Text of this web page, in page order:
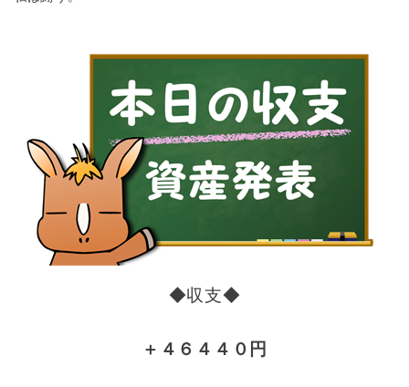
◆収支◆
＋４６４４０円